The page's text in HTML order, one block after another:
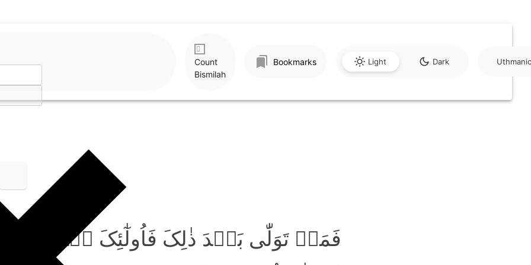
Count
Bismilah
Bookmarks Light Dark Uthmanic
فَمَنۡ تَوَلّٰی بَعۡدَ ذٰلِکَ فَاُولٰٓئِکَ ہُمُ